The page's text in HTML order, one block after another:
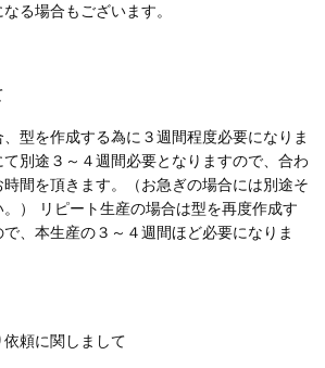
る場合もございます。
型を作成する為に３週間程度必要になりま
別途３～４週間必要となりますので、合わ
間を頂きます。（お急ぎの場合には別途そ
） リピート生産の場合は型を再度作成す
、本生産の３～４週間ほど必要になりま
頼に関しまして